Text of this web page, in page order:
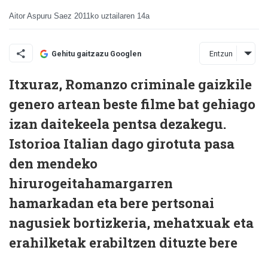
Aitor Aspuru Saez 2011ko uztailaren 14a
Gehitu gaitzazu Googlen Entzun
Itxuraz, Romanzo criminale gaizkile
genero artean beste filme bat gehiago
izan daitekeela pentsa dezakegu.
Istorioa Italian dago girotuta pasa
den mendeko
hirurogeitahamargarren
hamarkadan eta bere pertsonai
nagusiek bortizkeria, mehatxuak eta
erahilketak erabiltzen dituzte bere